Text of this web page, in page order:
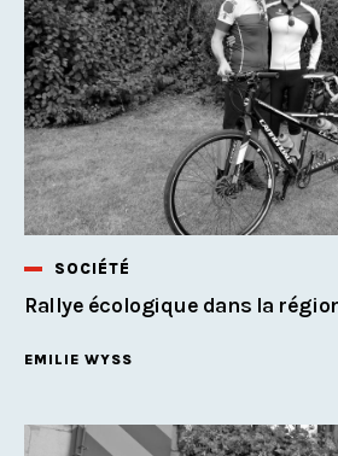
SOCIÉTÉ
Rallye écologique dans la
EMILIE WYSS